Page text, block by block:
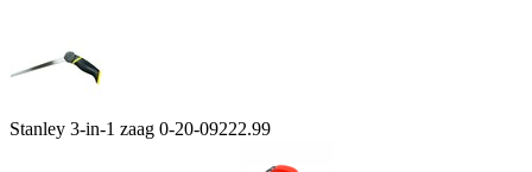
Stanley 3-in-1 zaag 0-20-09222.99